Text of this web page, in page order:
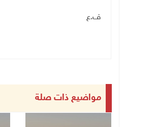
ف.ع
مواضيع ذات صلة